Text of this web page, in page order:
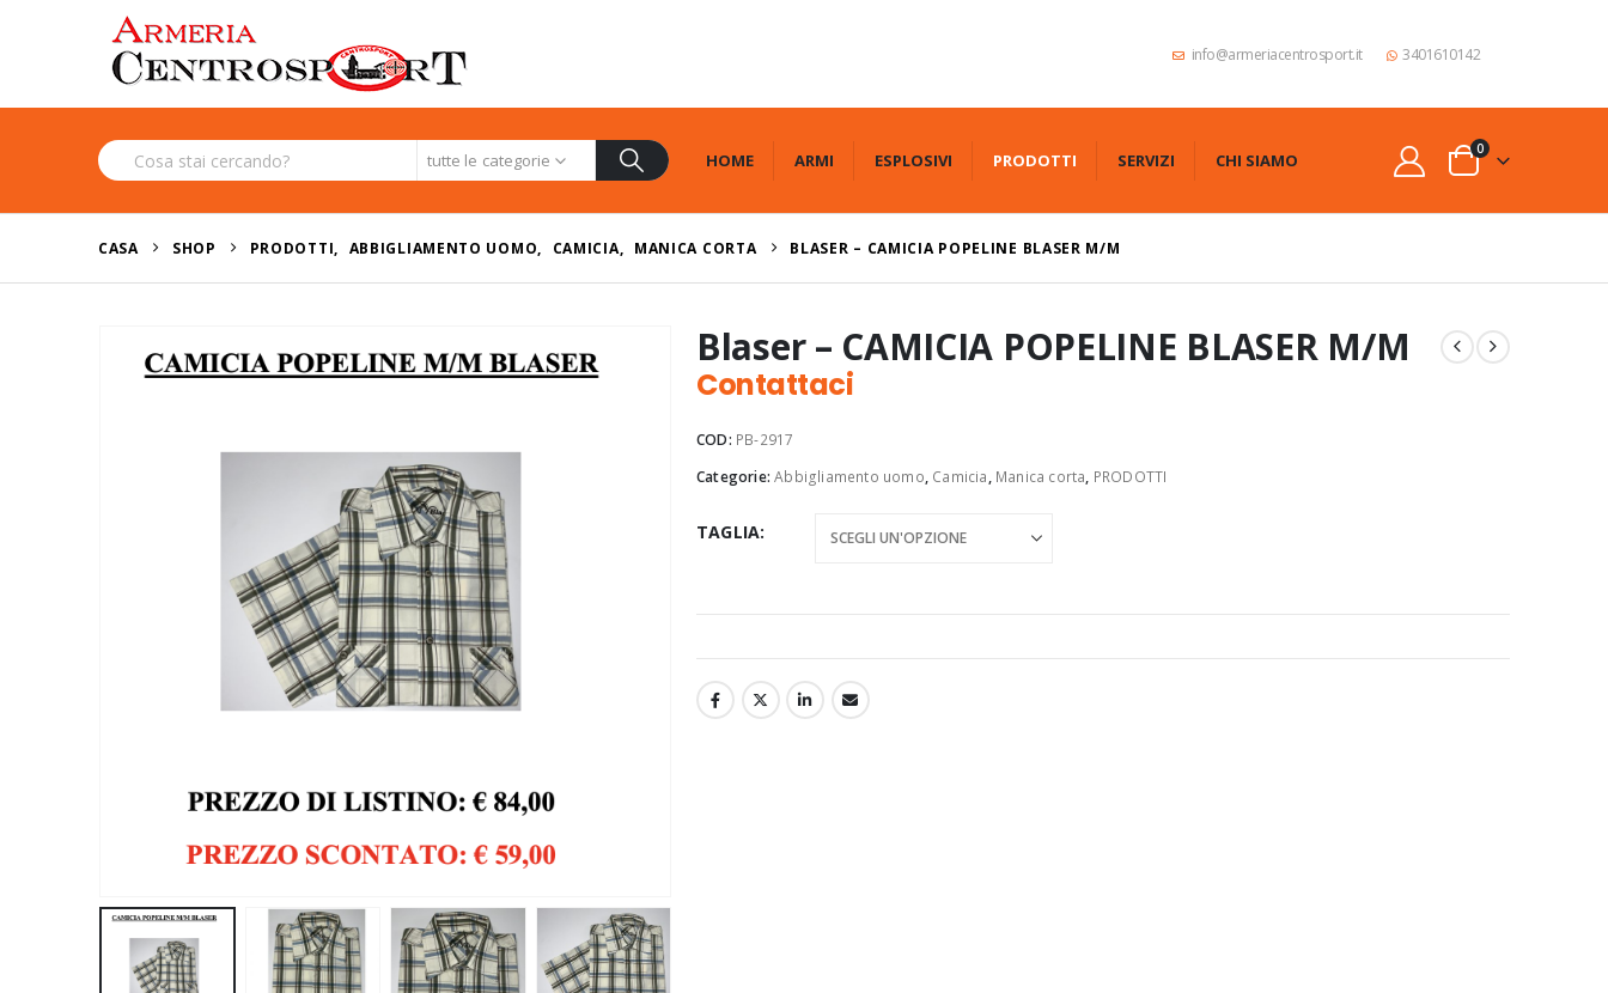
info@armeriacentrosport.it 3401610142
tutte le categorie HOME ARMI ESPLOSIVI PRODOTTI SERVIZI CHI SIAMO
0
CASA SHOP PRODOTTI, ABBIGLIAMENTO UOMO, CAMICIA, MANICA CORTA BLASER – CAMICIA POPELINE BLASER M/M
Blaser – CAMICIA POPELINE BLASER M/M
Contattaci
COD: PB-2917
Categorie:Abbigliamento uomo, Camicia, Manica corta, PRODOTTI
TAGLIA